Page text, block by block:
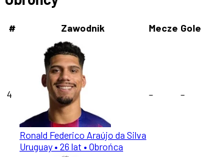
# Zawodnik Mecze Gole
4
Ronald Federico Araújo da Silva
Uruguay • 26 lat • Obrońca
– –